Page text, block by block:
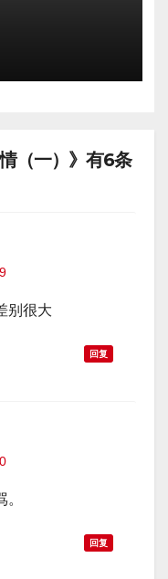
（一）》有6条
别很大
回复
回复